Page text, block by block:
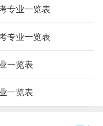
专业一览表
专业一览表
一览表
一览表